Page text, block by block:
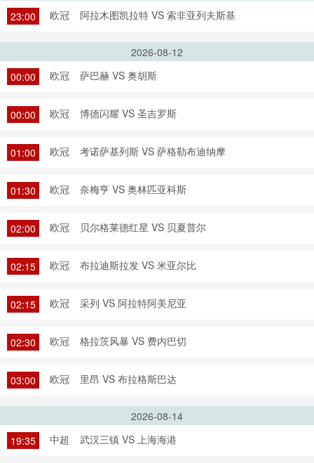
23:00
欧冠 阿拉木图凯拉特 VS 索非亚列夫斯基
2026-08-12
00:00
欧冠 萨巴赫 VS 奥胡斯
00:00 欧冠 博德闪耀 VS 圣吉罗斯
01:00 欧冠 考诺萨基列斯 VS 萨格勒布迪纳摩
01:30 欧冠 奈梅亨 VS 奥林匹亚科斯
02:00 欧冠 贝尔格莱德红星 VS 贝夏普尔
02:15 欧冠 布拉迪斯拉发 VS 米亚尔比
02:15 欧冠 采列 VS 阿拉特阿美尼亚
02:30 欧冠 格拉茨风暴 VS 费内巴切
03:00 欧冠 里昂 VS 布拉格斯巴达
2026-08-14
19:35
中超 武汉三镇 VS 上海海港